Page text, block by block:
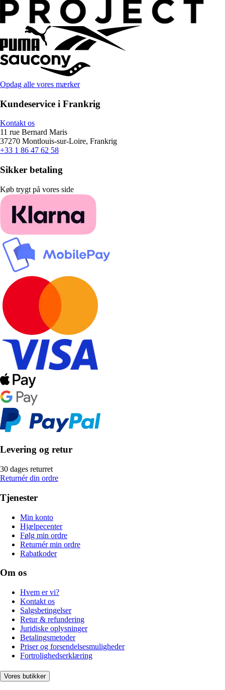
Opdag alle vores mærker
Kundeservice i Frankrig
Kontakt os
11 rue Bernard Maris
37270 Montlouis-sur-Loire, Frankrig
+33 1 86 47 62 58
Sikker betaling
Køb trygt på vores side
Levering og retur
30 dages returret
Returnér din ordre
Tjenester
Min konto
Hjælpecenter
Følg min ordre
Returnér min ordre
Rabatkoder
Om os
Hvem er vi?
Kontakt os
Salgsbetingelser
Retur & refundering
Juridiske oplysninger
Betalingsmetoder
Priser og forsendelsesmuligheder
Fortrolighedserklæring
Vores butikker